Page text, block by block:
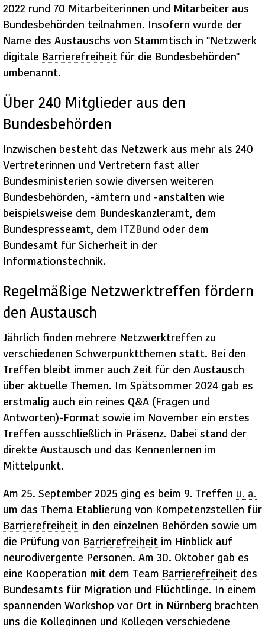
2022 rund 70 Mitarbeiterinnen und Mitarbeiter aus
Bundesbehörden teilnahmen. Insofern wurde der
Name des Austauschs von Stammtisch in "Netzwerk
digitale Barrierefreiheit für die Bundesbehörden"
umbenannt.
Über 240 Mitglieder aus den
Bundesbehörden
Inzwischen besteht das Netzwerk aus mehr als 240
Vertreterinnen und Vertretern fast aller
Bundesministerien sowie diversen weiteren
Bundesbehörden, -ämtern und -anstalten wie
beispielsweise dem Bundeskanzleramt, dem
Bundespresseamt, dem ITZBund oder dem
Bundesamt für Sicherheit in der
Informationstechnik.
Regelmäßige Netzwerktreffen fördern
den Austausch
Jährlich finden mehrere Netzwerktreffen zu
verschiedenen Schwerpunktthemen statt. Bei den
Treffen bleibt immer auch Zeit für den Austausch
über aktuelle Themen. Im Spätsommer 2024 gab es
erstmalig auch ein reines Q&A (Fragen und
Antworten)-Format sowie im November ein erstes
Treffen ausschließlich in Präsenz. Dabei stand der
direkte Austausch und das Kennenlernen im
Mittelpunkt.
Am 25. September 2025 ging es beim 9. Treffen u. a.
um das Thema Etablierung von Kompetenzstellen für
Barrierefreiheit in den einzelnen Behörden sowie um
die Prüfung von Barrierefreiheit im Hinblick auf
neurodivergente Personen. Am 30. Oktober gab es
eine Kooperation mit dem Team Barrierefreiheit des
Bundesamts für Migration und Flüchtlinge. In einem
spannenden Workshop vor Ort in Nürnberg brachten
uns die Kolleginnen und Kollegen verschiedene